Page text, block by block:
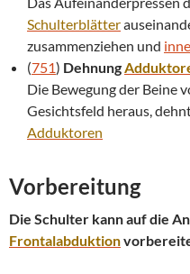
Schulterblätter
zusammenziehen und
(751) Dehnung
Die Bewegung der Beine
Gesichtsfeld heraus,
Adduktoren
Vorbereitung
Die Schulter kann auf die
Frontalabduktion